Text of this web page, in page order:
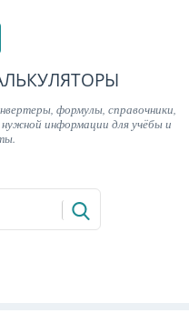
формулы, справочники,
информации для учёбы и